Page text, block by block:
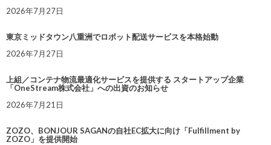
2026年7月27日
東京ミッドタウン八重洲でロボット配送サービスを本格始動
2026年7月27日
上組／コンテナ物流最適化サービスを提供する スタートアップ企業
「OneStream株式会社」への出資のお知らせ
2026年7月21日
ZOZO、BONJOUR SAGANの自社EC拡大に向け「Fulfillment by
ZOZO」を提供開始